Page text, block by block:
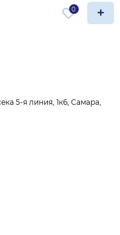
0
5-я линия, 1к6, Самара,